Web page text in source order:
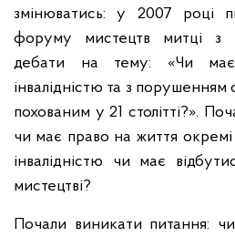
змінюватись: у 2007 році
форуму мистецтв митці з
дебати на тему: «Чи
інвалідністю та з
похованим у 21 столітті?».
чи має право на життя окремі
інвалідністю чи має
мистецтві?
Почали виникати питання: